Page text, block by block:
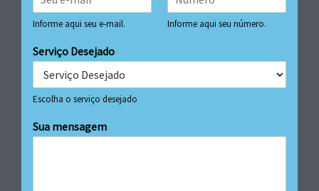
Informe aqui seu e-mail. Informe aqui seu número.
Serviço Desejado
Escolha o serviço desejado
Sua mensagem